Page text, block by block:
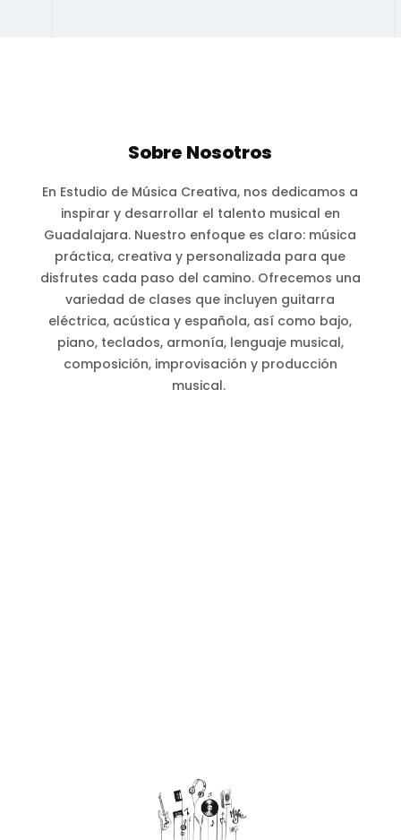
Sobre Nosotros
En Estudio de Música Creativa, nos dedicamos a
inspirar y desarrollar el talento musical en
Guadalajara. Nuestro enfoque es claro: música
práctica, creativa y personalizada para que
disfrutes cada paso del camino. Ofrecemos una
variedad de clases que incluyen guitarra
eléctrica, acústica y española, así como bajo,
piano, teclados, armonía, lenguaje musical,
composición, improvisación y producción
musical.